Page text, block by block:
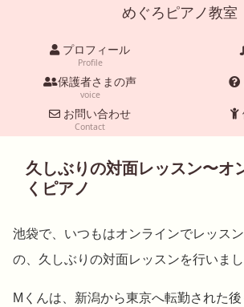
めぐろピアノ教室
プロフィール
Profile
保護者さまの声
voice
お問い合わせ
Contact
久しぶりの対面レッスン〜オ
くピアノ
池袋で、いつもはオンラインでレッス
の、久しぶりの対面レッスンを行いまし
Mくんは、新潟から東京へ転勤された